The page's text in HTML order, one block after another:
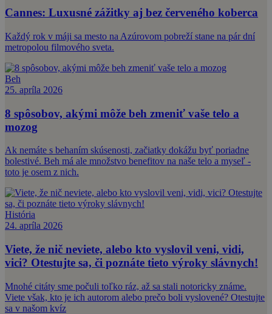
Cannes: Luxusné zážitky aj bez červeného koberca
Každý rok v máji sa mesto na Azúrovom pobreží stane na pár dní
metropolou filmového sveta.
Beh
25. apríla 2026
8 spôsobov, akými môže beh zmeniť vaše telo a
mozog
Ak nemáte s behaním skúsenosti, začiatky dokážu byť poriadne
bolestivé. Beh má ale množstvo benefitov na naše telo a myseľ -
toto je osem z nich.
História
24. apríla 2026
Viete, že nič neviete, alebo kto vyslovil veni, vidi,
vici? Otestujte sa, či poznáte tieto výroky slávnych!
Mnohé citáty sme počuli toľko ráz, až sa stali notoricky známe.
Viete však, kto je ich autorom alebo prečo boli vyslovené? Otestujte
sa v našom kvíz